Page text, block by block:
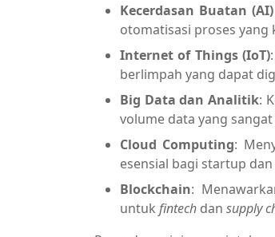
Kecerdasan Buatan (AI)
otomatisasi proses yang
Internet of Things (IoT)
berlimpah yang dapat
Big Data dan Analitik:
volume data yang
Cloud Computing:
esensial bagi startup
Blockchain:
untuk fintech dan supply